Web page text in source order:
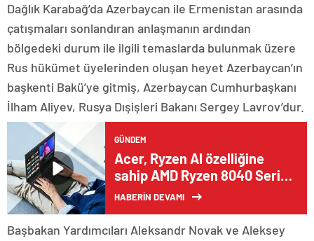
Dağlık Karabağ’da Azerbaycan ile Ermenistan arasında
çatışmaları sonlandıran anlaşmanın ardından
bölgedeki durum ile ilgili temaslarda bulunmak üzere
Rus hükümet üyelerinden oluşan heyet Azerbaycan’ın
başkenti Bakü’ye gitmiş, Azerbaycan Cumhurbaşkanı
İlham Aliyev, Rusya Dışişleri Bakanı Sergey Lavrov’dur.
GÜNDEM
Acer, Ryzen AI özelliğine
sahip AMD Ryzen 8040 Serisi
İşlemcilerle Donatılan Yeni
Bilgisayarlarını Satışa Sundu
HABERİN DEVAMI
Başbakan Yardımcıları Aleksandr Novak ve Aleksey